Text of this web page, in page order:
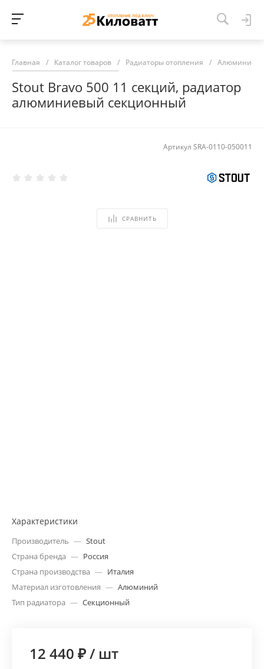
Главная / Каталог товаров / Радиаторы отопления /
Stout Bravo 500 11 секций, радиатор
алюминиевый секционный
Артикул SRA-0110-050011
СРАВНИТЬ
Характеристики
Производитель — Stout
Страна бренда — Россия
Страна производства — Италия
Материал изготовления — Алюминий
Тип радиатора — Секционный
12 440 ₽/ шт